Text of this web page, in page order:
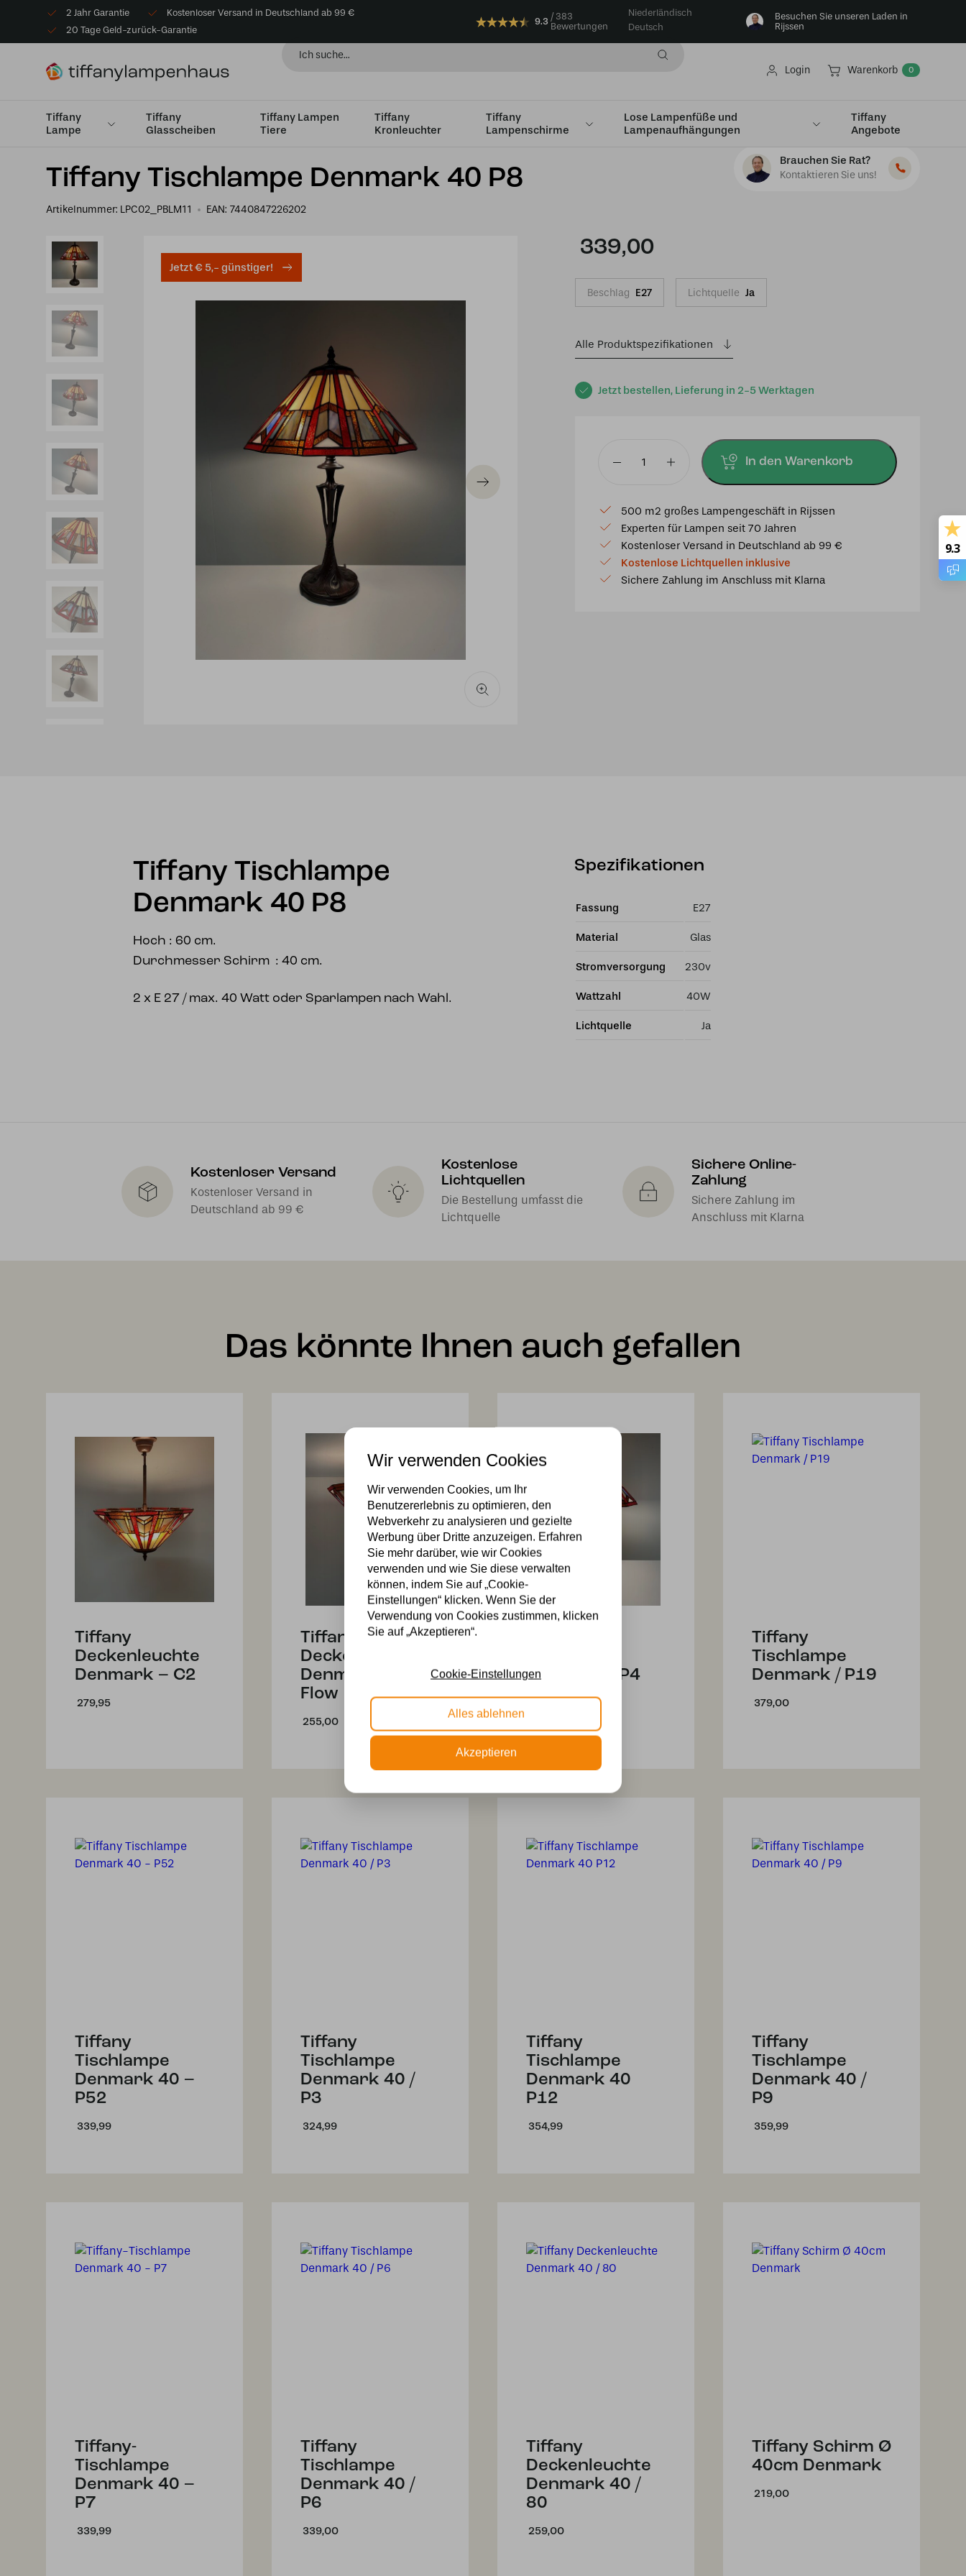
2 Jahr Garantie
Kostenloser Versand in Deutschland ab 99 €
20 Tage Geld-zurück-Garantie
9.3
383
Bewertungen
Niederländisch
Deutsch
Besuchen Sie unseren Laden in
Rijssen
Login Warenkorb 0
Tiffany
Lampe
Tiffany
Glasscheiben
Tiffany Lampen
Tiere
Tiffany
Kronleuchter
Tiffany
Lampenschirme
Lose Lampenfüße und
Lampenaufhängungen
Tiffany
Angebote
Startseite Tiffany Tischlampe Tischlampen Medium Ø36 - Ø49cm Tiffany Tischlampe Denmark 40 P8
Tiffany Tischlampe Denmark 40 P8
Artikelnummer: LPC02_PBLM11 EAN: 7440847226202
Brauchen Sie Rat?
Kontaktieren Sie uns!
Jetzt € 5,- günstiger!
Jetzt bestellen, Lieferung in 2-5 Werktagen
339,00
Beschlag E27 Lichtquelle Ja
Alle Produktspezifikationen
Denmark
40
P8
Menge
In den Warenkorb
500 m2 großes Lampengeschäft in Rijssen
Experten für Lampen seit 70 Jahren
Kostenloser Versand in Deutschland ab 99 €
Kostenlose Lichtquellen inklusive
Sichere Zahlung im Anschluss mit Klarna
Tiffany Tischlampe
Denmark 40 P8
Hoch : 60 cm.
Durchmesser Schirm : 40 cm.
2 x E 27 / max. 40 Watt oder Sparlampen nach Wahl.
Spezifikationen
Fassung E27
Material Glas
Stromversorgung 230v
Wattzahl 40W
Lichtquelle Ja
Kostenloser Versand
Kostenloser Versand in
Deutschland ab 99 €
Kostenlose
Lichtquellen
Die Bestellung umfasst die
Lichtquelle
Sichere Online-
Zahlung
Sichere Zahlung im
Anschluss mit Klarna
Das könnte Ihnen auch gefallen
Tiffany
Deckenleuchte
Denmark – C2
279,95
Tiffany
Deckenleuchte
Denmark 40/
Flow
255,00
Denmark / P4
329,99
Tiffany
Tischlampe
Denmark / P19
379,00
Tiffany
Tischlampe
Denmark 40 –
P52
339,99
Tiffany
Tischlampe
Denmark 40 /
P3
324,99
Tiffany
Tischlampe
Denmark 40
P12
354,99
Tiffany
Tischlampe
Denmark 40 /
P9
359,99
Tiffany-
Tischlampe
Denmark 40 –
P7
339,99
Tiffany
Tischlampe
Denmark 40 /
P6
339,00
Tiffany
Deckenleuchte
Denmark 40 /
80
259,00
Tiffany Schirm Ø
40cm Denmark
219,00
9.3
Wir verwenden Cookies
Wir verwenden Cookies, um Ihr
Benutzererlebnis zu optimieren, den
Webverkehr zu analysieren und gezielte
Werbung über Dritte anzuzeigen. Erfahren
Sie mehr darüber, wie wir Cookies
verwenden und wie Sie diese verwalten
können, indem Sie auf „Cookie-
Einstellungen“ klicken. Wenn Sie der
Verwendung von Cookies zustimmen, klicken
Sie auf „Akzeptieren“.
Cookie-Einstellungen
Alles ablehnen
Akzeptieren